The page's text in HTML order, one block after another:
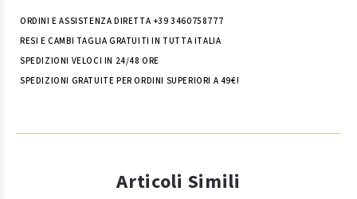
ORDINI E ASSISTENZA DIRETTA +39 3460758777
RESI E CAMBI TAGLIA GRATUITI IN TUTTA ITALIA
SPEDIZIONI VELOCI IN 24/48 ORE
SPEDIZIONI GRATUITE PER ORDINI SUPERIORI A 49€!
Articoli Simili